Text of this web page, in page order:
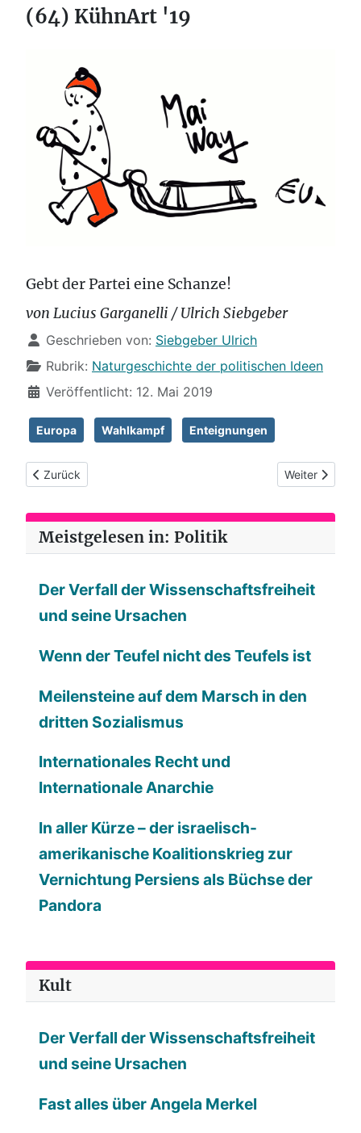
(64) KühnArt '19
Gebt der Partei eine Schanze!
von Lucius Garganelli / Ulrich Siebgeber
Details
Geschrieben von: Siebgeber Ulrich
Rubrik: Naturgeschichte der politischen Ideen
Veröffentlicht: 12. Mai 2019
Europa Wahlkampf Enteignungen
Vorheriger Beitrag: (63) Heraus zum 1. Mai: Kantenfräser &
Zurück Nächster
Weiter
Meistgelesen in: Politik
Der Verfall der Wissenschaftsfreiheit
und seine Ursachen
Wenn der Teufel nicht des Teufels ist
Meilensteine auf dem Marsch in den
dritten Sozialismus
Internationales Recht und
Internationale Anarchie
In aller Kürze – der israelisch-
amerikanische Koalitionskrieg zur
Vernichtung Persiens als Büchse der
Pandora
Kult
Der Verfall der Wissenschaftsfreiheit
und seine Ursachen
Fast alles über Angela Merkel